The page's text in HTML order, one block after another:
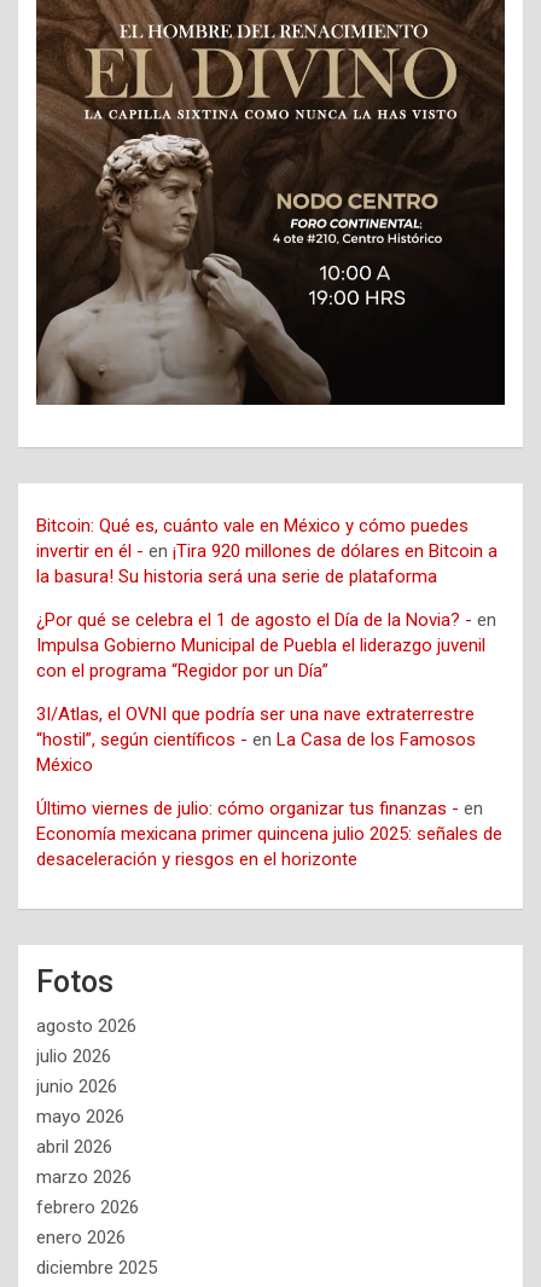
Bitcoin: Qué es, cuánto vale en México y cómo puedes
invertir en él - en ¡Tira 920 millones de dólares en Bitcoin a
la basura! Su historia será una serie de plataforma
¿Por qué se celebra el 1 de agosto el Día de la Novia? - en
Impulsa Gobierno Municipal de Puebla el liderazgo juvenil
con el programa “Regidor por un Día”
3I/Atlas, el OVNI que podría ser una nave extraterrestre
“hostil”, según científicos - en La Casa de los Famosos
México
Último viernes de julio: cómo organizar tus finanzas - en
Economía mexicana primer quincena julio 2025: señales de
desaceleración y riesgos en el horizonte
Fotos
agosto 2026
julio 2026
junio 2026
mayo 2026
abril 2026
marzo 2026
febrero 2026
enero 2026
diciembre 2025